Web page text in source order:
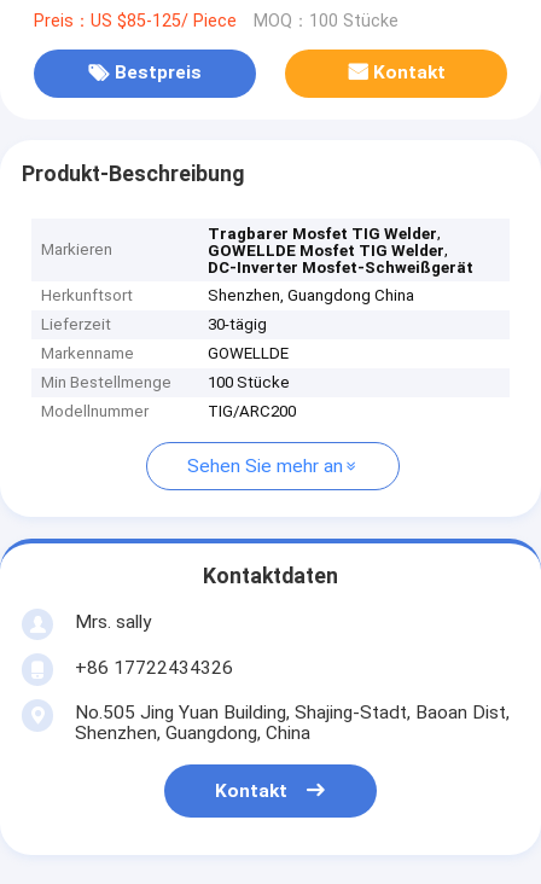
Mosfet/Ausrüstung Welder-Arc200
Preis：US $85-125/ Piece MOQ：100 Stücke
Bestpreis Kontakt
Produkt-Beschreibung
Markieren
Tragbarer Mosfet TIG Welder,
GOWELLDE Mosfet TIG Welder,
DC-Inverter Mosfet-Schweißgerät
Herkunftsort
Shenzhen, Guangdong China
Lieferzeit
30-tägig
Markenname
GOWELLDE
Min Bestellmenge
100 Stücke
Modellnummer
TIG/ARC200
Sehen Sie mehr an
Kontaktdaten
Mrs. sally
+86 17722434326
No.505 Jing Yuan Building, Shajing-Stadt, Baoan Dist,
Shenzhen, Guangdong, China
Kontakt